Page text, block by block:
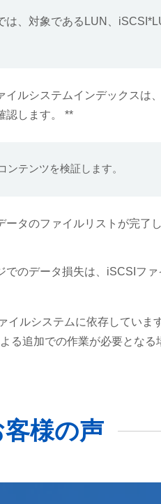
は、対象であるLUN、
イルシステムインデックスは
認します。 **
テンツを検証します。
タのファイルリストが完了し
のデータ損失は、iSCSIフ
ルシステムに依存していま
追加での作業が必要となる
様の声